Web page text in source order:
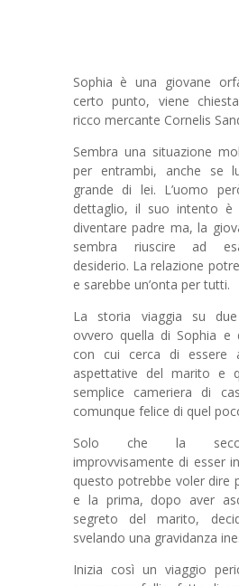
Sophia è una giovane
certo punto, viene
ricco mercante Cornelis
Sembra una situazione
per entrambi, anche se
grande di lei. L’uomo
dettaglio, il suo intento è
diventare padre ma, la
sembra riuscire ad
desiderio. La relazione
e sarebbe un’onta per tutti.
La storia viaggia su
ovvero quella di Sophia e
con cui cerca di essere
aspettative del marito e
semplice cameriera di
comunque felice di quel
Solo che la
improvvisamente di esser
questo potrebbe voler dire
e la prima, dopo aver
segreto del marito,
svelando una gravidanza
Inizia così un viaggio